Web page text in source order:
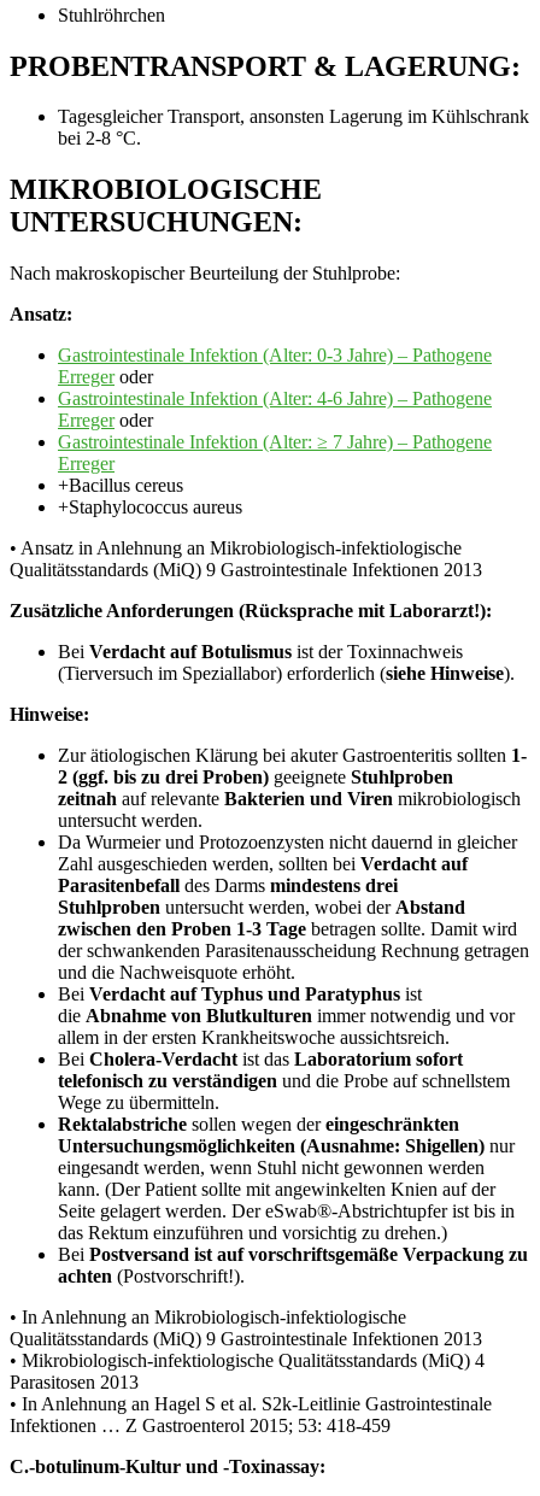
Stuhlröhrchen
PROBENTRANSPORT & LAGERUNG:
Tagesgleicher Transport, ansonsten Lagerung im Kühlschrank
bei 2‐8 °C.
MIKROBIOLOGISCHE
UNTERSUCHUNGEN:
Nach makroskopischer Beurteilung der Stuhlprobe:
Ansatz:
Gastrointestinale Infektion (Alter: 0-3 Jahre) – Pathogene
Erregeroder
Gastrointestinale Infektion (Alter: 4-6 Jahre) – Pathogene
Erregeroder
Gastrointestinale Infektion (Alter: ≥ 7 Jahre) – Pathogene
Erreger
+Bacillus cereus
+Staphylococcus aureus
• Ansatz in Anlehnung an Mikrobiologisch-infektiologische
Qualitätsstandards (MiQ) 9 Gastrointestinale Infektionen 2013
Zusätzliche Anforderungen (Rücksprache mit Laborarzt!):
Bei Verdacht auf Botulismus ist der Toxinnachweis
(Tierversuch im Speziallabor) erforderlich (siehe Hinweise).
Hinweise:
Zur ätiologischen Klärung bei akuter Gastroenteritis sollten 1-
2 (ggf. bis zu drei Proben) geeignete Stuhlproben
zeitnah auf relevante Bakterien und Viren mikrobiologisch
untersucht werden.
Da Wurmeier und Protozoenzysten nicht dauernd in gleicher
Zahl ausgeschieden werden, sollten bei Verdacht auf
Parasitenbefall des Darms mindestens drei
Stuhlproben untersucht werden, wobei der Abstand
zwischen den Proben 1-3 Tage betragen sollte. Damit wird
der schwankenden Parasitenausscheidung Rechnung getragen
und die Nachweisquote erhöht.
Bei Verdacht auf Typhus und Paratyphus ist
die Abnahme von Blutkulturen immer notwendig und vor
allem in der ersten Krankheitswoche aussichtsreich.
Bei Cholera-Verdacht ist das Laboratorium sofort
telefonisch zu verständigen und die Probe auf schnellstem
Wege zu übermitteln.
Rektalabstriche sollen wegen dereingeschränkten
Untersuchungsmöglichkeiten (Ausnahme: Shigellen) nur
eingesandt werden, wenn Stuhl nicht gewonnen werden
kann. (Der Patient sollte mit angewinkelten Knien auf der
Seite gelagert werden. Der eSwab®-Abstrichtupfer ist bis in
das Rektum einzuführen und vorsichtig zu drehen.)
Bei Postversand ist auf vorschriftsgemäße Verpackung zu
achten (Postvorschrift!).
• In Anlehnung an Mikrobiologisch-infektiologische
Qualitätsstandards (MiQ) 9 Gastrointestinale Infektionen 2013
• Mikrobiologisch-infektiologische Qualitätsstandards (MiQ) 4
Parasitosen 2013
• In Anlehnung an Hagel S et al. S2k-Leitlinie Gastrointestinale
Infektionen … Z Gastroenterol 2015; 53: 418-459
C.-botulinum-Kultur und -Toxinassay: